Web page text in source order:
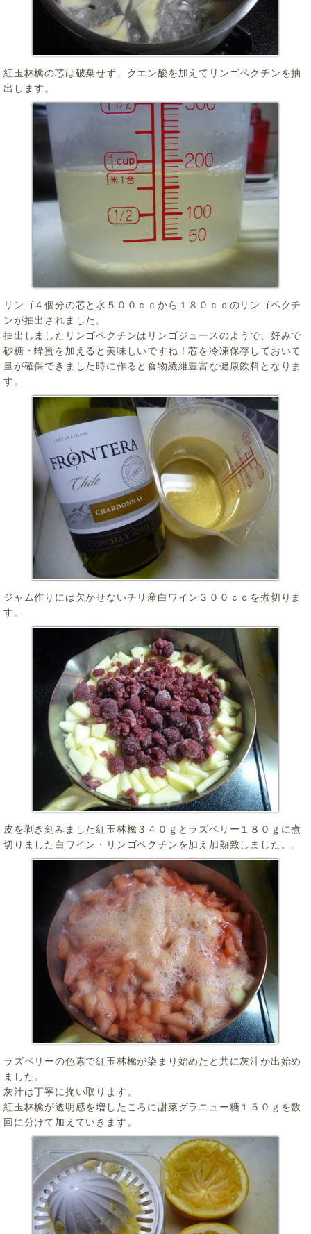
紅玉林檎の芯は破棄せず、クエン酸を加えてリンゴペクチンを抽
出します。
リンゴ４個分の芯と水５００ｃｃから１８０ｃｃのリンゴペクチ
ンが抽出されました。
抽出しましたリンゴペクチンはリンゴジュースのようで、好みで
砂糖・蜂蜜を加えると美味しいですね！芯を冷凍保存しておいて
量が確保できました時に作ると食物繊維豊富な健康飲料となりま
す。
ジャム作りには欠かせないチリ産白ワイン３００ｃｃを煮切りま
す。
皮を剥き刻みました紅玉林檎３４０ｇとラズベリー１８０ｇに煮
切りました白ワイン・リンゴペクチンを加え加熱致しました。。
ラズベリーの色素で紅玉林檎が染まり始めたと共に灰汁が出始め
ました。
灰汁は丁寧に掬い取ります。
紅玉林檎が透明感を増したころに甜菜グラニュー糖１５０ｇを数
回に分けて加えていきます。